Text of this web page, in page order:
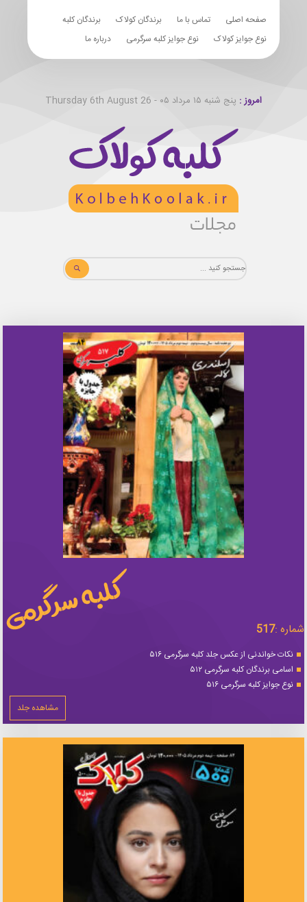
صفحه اصلی تماس با ما برندگان کولاک
برندگان کلبه
نوع جوایز کولاک
نوع جوایز کلبه سرگرمی درباره ما
امروز : پنج شنبه ۱۵ مرداد ۰۵ - Thursday 6th August 26
شماره :517
نکات خواندنی از عکس جلد کلبه سرگرمی ۵۱۶
اسامی برندگان کلبه سرگرمی ۵۱۲
نوع جوایز کلبه سرگرمی ۵۱۶
مشاهده جلد